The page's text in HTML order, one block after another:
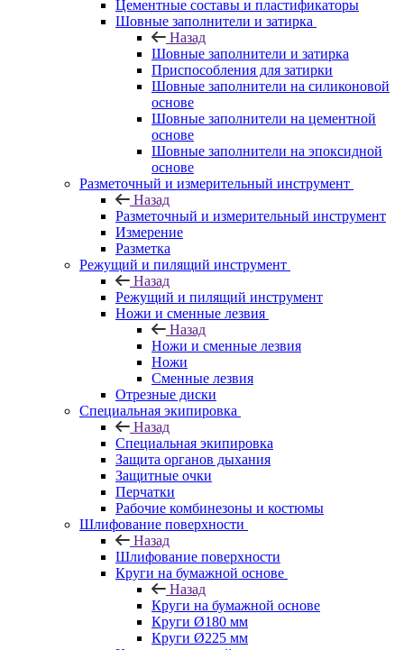
Цементные составы и пластификаторы
Шовные заполнители и затирка
Назад
Шовные заполнители и затирка
Приспособления для затирки
Шовные заполнители на силиконовой
основе
Шовные заполнители на цементной
основе
Шовные заполнители на эпоксидной
основе
Разметочный и измерительный инструмент
Назад
Разметочный и измерительный инструмент
Измерение
Разметка
Режущий и пилящий инструмент
Назад
Режущий и пилящий инструмент
Ножи и сменные лезвия
Назад
Ножи и сменные лезвия
Ножи
Сменные лезвия
Отрезные диски
Специальная экипировка
Назад
Специальная экипировка
Защита органов дыхания
Защитные очки
Перчатки
Рабочие комбинезоны и костюмы
Шлифование поверхности
Назад
Шлифование поверхности
Круги на бумажной основе
Назад
Круги на бумажной основе
Круги Ø180 мм
Круги Ø225 мм